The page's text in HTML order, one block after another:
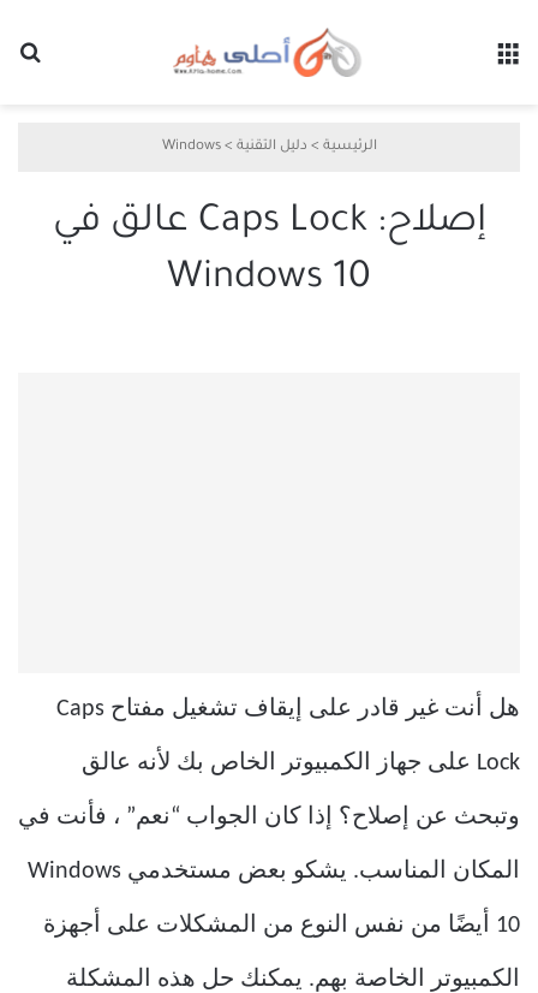
الرئيسية > دليل التقنية >
Windows
إصلاح: Caps Lock عالق في
Windows 10
هل أنت غير قادر على إيقاف تشغيل مفتاح Caps
Lock على جهاز الكمبيوتر الخاص بك لأنه عالق
وتبحث عن إصلاح؟ إذا كان الجواب “نعم” ، فأنت في
المكان المناسب. يشكو بعض مستخدمي Windows
10 أيضًا من نفس النوع من المشكلات على أجهزة
الكمبيوتر الخاصة بهم. يمكنك حل هذه المشكلة